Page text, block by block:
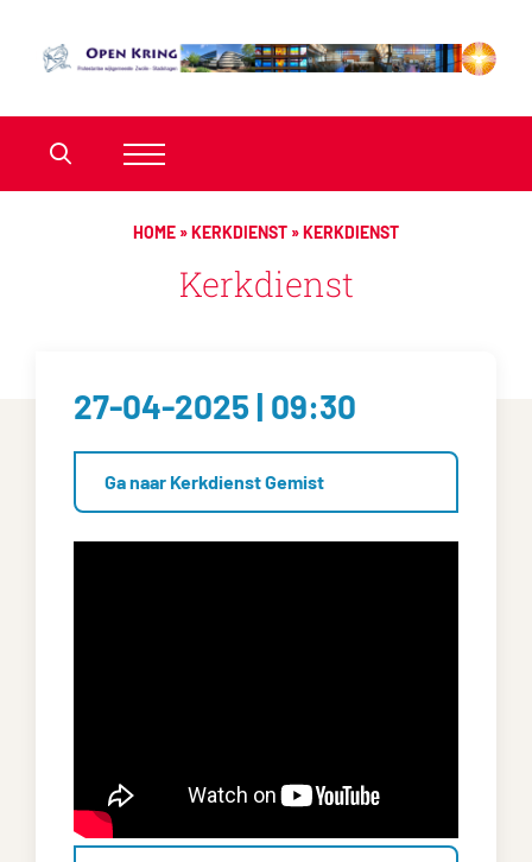
HOME »KERKDIENST »KERKDIENST
Kerkdienst
27-04-2025 | 09:30
Ga naar Kerkdienst Gemist